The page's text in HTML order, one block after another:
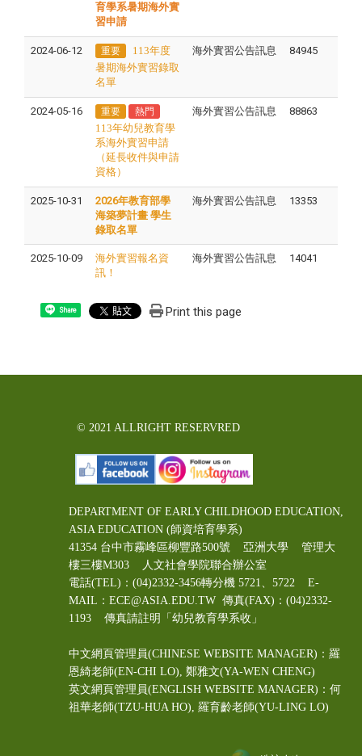
育學系暑期海外實
習申請
2024-06-12 重要
113年度
暑期海外實習錄取
名單
海外實習公告訊息 84945
2024-05-16 重要 熱門
113年幼兒教育學
系海外實習申請
（延長收件與申請
資格）
海外實習公告訊息 88863
2025-10-31
2026年教育部學
海築夢計畫 學生
錄取名單
海外實習公告訊息 13353
2025-10-09
海外實習報名資
訊！
海外實習公告訊息 14041
Share Print this page
© 2021 ALLRIGHT RESERVRED
DEPARTMENT OF EARLY CHILDHOOD EDUCATION,
ASIA EDUCATION (師資培育學系)
41354 台中市霧峰區柳豐路500號 亞洲大學 管理大
樓三樓M303 人文社會學院聯合辦公室
電話(TEL)：(04)2332-3456轉分機 5721、5722 E-
MAIL：ECE@ASIA.EDU.TW 傳真(FAX)：(04)2332-
1193 傳真請註明「幼兒教育學系收」
中文網頁管理員(CHINESE WEBSITE MANAGER)：羅
恩綺老師(EN-CHI LO) , 鄭雅文(YA-WEN CHENG)
英文網頁管理員(ENGLISH WEBSITE MANAGER)：何
祖華老師(TZU-HUA HO), 羅育齡老師(YU-LING LO)